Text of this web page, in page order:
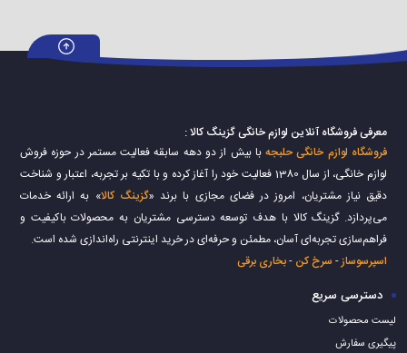
معرفی فروشگاه آنلاین لوازم خانگی گزینگ کالا :
فروشگاه لوازم خانگی حلبجهبا بیش از دو دهه سابقه فعالیت مستمر در حوزه فروش
لوازم خانگی، از سال 1380 فعالیت خود را آغاز کرده و با تکیه بر تجربه، اعتبار و شناخت
دقیق نیاز مشتریان، امروز در فضای مجازی با برند «گزینگ کالا» به ارائه خدمات
می‌پردازد. گزینگ کالا با هدف توسعه دسترسی مشتریان به محصولات باکیفیت و
فراهم‌سازی تجربه‌ای آسان، مطمئن و حرفه‌ای در خرید اینترنتی راه‌اندازی شده است.
اسپرسوساز- سرخ کن -بخاری برقی
دسترسی سریع
لیست محصولات
پیگیری سفارش